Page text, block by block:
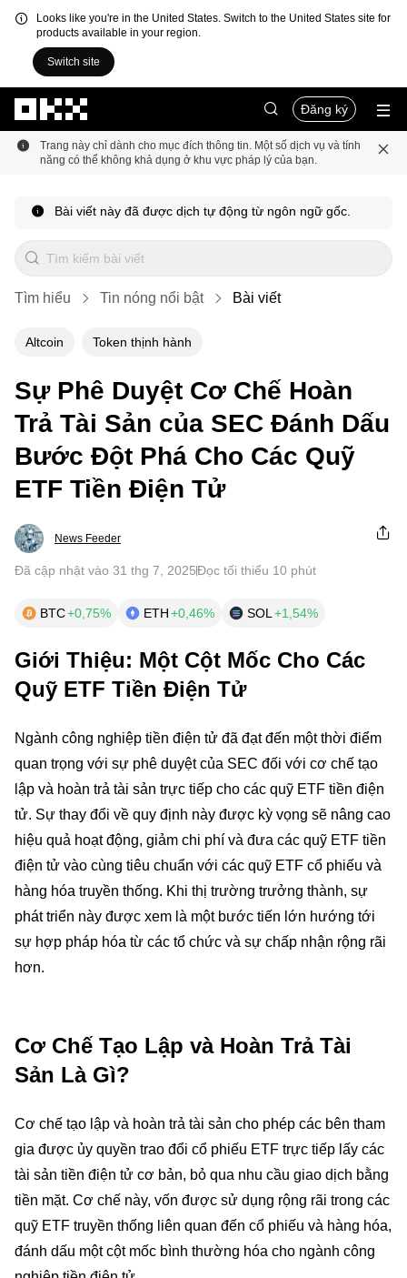
Looks like you're in the United States. Switch to the United States site for
products available in your region.
Switch site
Đăng ký
Trang này chỉ dành cho mục đích thông tin. Một số dịch vụ và tính
năng có thể không khả dụng ở khu vực pháp lý của bạn.
Bài viết này đã được dịch tự động từ ngôn ngữ gốc.
Tìm hiểu Tin nóng nổi bật Bài viết
Altcoin Token thịnh hành
Sự Phê Duyệt Cơ Chế Hoàn
Trả Tài Sản của SEC Đánh Dấu
Bước Đột Phá Cho Các Quỹ
ETF Tiền Điện Tử
News Feeder
Đã cập nhật vào 31 thg 7, 2025Đọc tối thiểu 10 phút
BTC+0,75% ETH+0,46% SOL +1,54%
Giới Thiệu: Một Cột Mốc Cho Các
Quỹ ETF Tiền Điện Tử
Ngành công nghiệp tiền điện tử đã đạt đến một thời điểm
quan trọng với sự phê duyệt của SEC đối với cơ chế tạo
lập và hoàn trả tài sản trực tiếp cho các quỹ ETF tiền điện
tử. Sự thay đổi về quy định này được kỳ vọng sẽ nâng cao
hiệu quả hoạt động, giảm chi phí và đưa các quỹ ETF tiền
điện tử vào cùng tiêu chuẩn với các quỹ ETF cổ phiếu và
hàng hóa truyền thống. Khi thị trường trưởng thành, sự
phát triển này được xem là một bước tiến lớn hướng tới
sự hợp pháp hóa từ các tổ chức và sự chấp nhận rộng rãi
hơn.
Cơ Chế Tạo Lập và Hoàn Trả Tài
Sản Là Gì?
Cơ chế tạo lập và hoàn trả tài sản cho phép các bên tham
gia được ủy quyền trao đổi cổ phiếu ETF trực tiếp lấy các
tài sản tiền điện tử cơ bản, bỏ qua nhu cầu giao dịch bằng
tiền mặt. Cơ chế này, vốn được sử dụng rộng rãi trong các
quỹ ETF truyền thống liên quan đến cổ phiếu và hàng hóa,
đánh dấu một cột mốc bình thường hóa cho ngành công